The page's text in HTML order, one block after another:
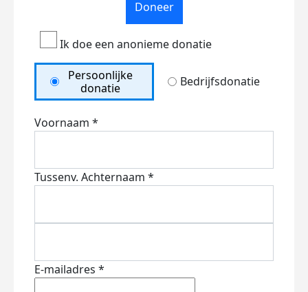
Doneer
Ik doe een anonieme donatie
Persoonlijke
donatie
Bedrijfsdonatie
Voornaam *
Tussenv. Achternaam *
E-mailadres *